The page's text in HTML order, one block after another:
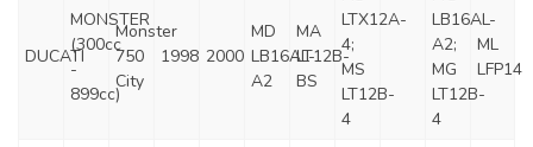
DUCATI
MONSTER
(300cc
-
899cc)
Monster
750
City
1998 2000
MD
LB16AL-
A2
MA
LT12B-
BS
LTX12A-
4;
MS
LT12B-
4
LB16AL-
A2;
MG
LT12B-
4
ML
LFP14